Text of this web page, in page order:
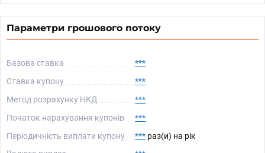
Параметри грошового потоку
Базова ставка
***
Ставка купону
***
Метод розрахунку НКД
***
Початок нарахування купонів
***
Періодичність виплати купону
*** раз(и) на рік